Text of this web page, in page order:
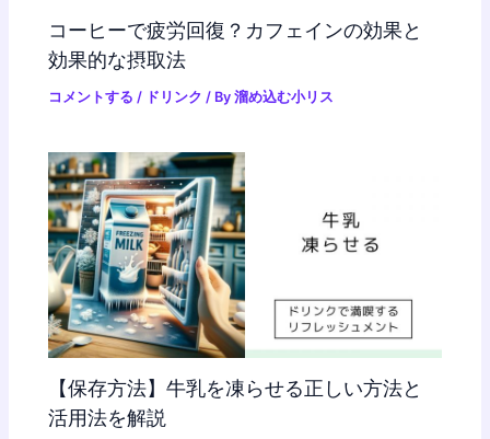
コーヒーで疲労回復？カフェインの効果と
効果的な摂取法
コメントする / ドリンク / By溜め込む小リス
【保存方法】牛乳を凍らせる正しい方法と
活用法を解説